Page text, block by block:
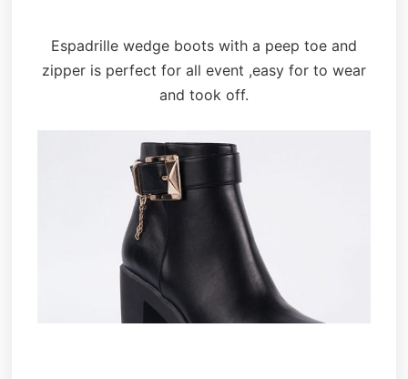
Espadrille wedge boots with a peep toe and
zipper is perfect for all event ,easy for to wear
and took off.